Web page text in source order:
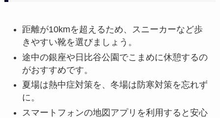
距離が10kmを超えるため、スニーカーなど歩
きやすい靴を選びましょう。
途中の銀座や日比谷公園でこまめに休憩するの
がおすすめです。
夏場は熱中症対策を、冬場は防寒対策を忘れず
に。
スマートフォンの地図アプリを利用すると安心